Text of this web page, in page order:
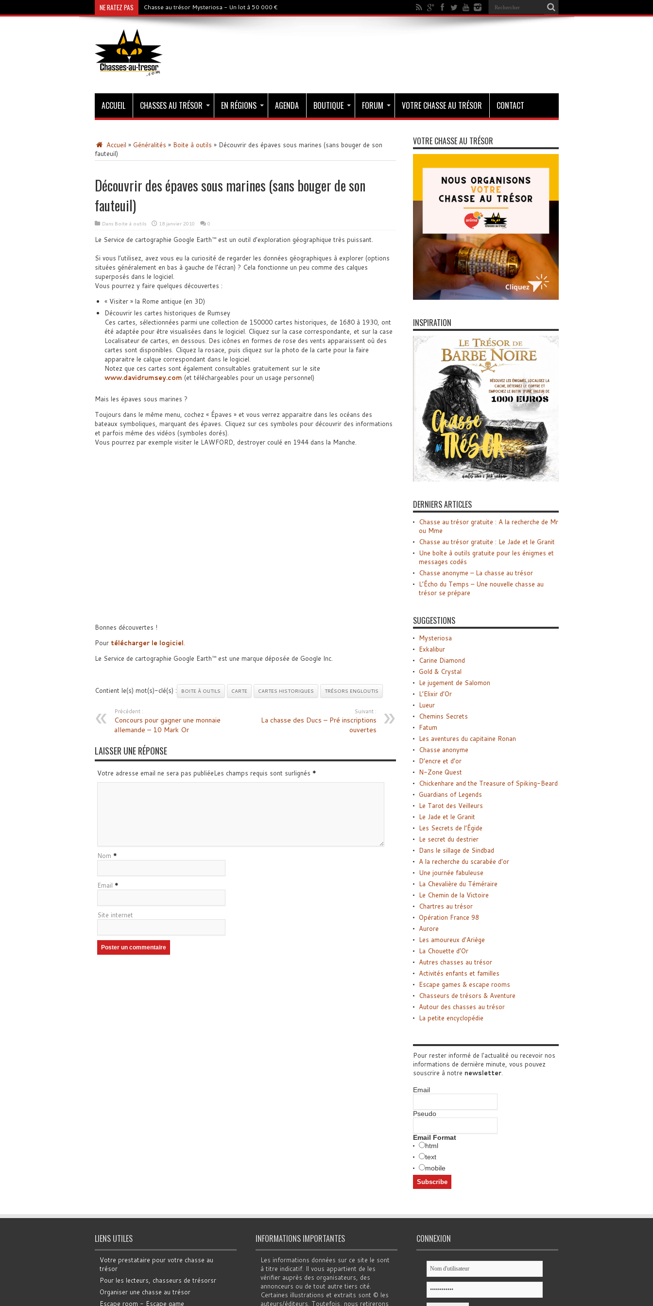
NE RATEZ PAS Chasse au trésor Mysteriosa - Un lot à 50 000 €
ACCUEIL CHASSES AU TRÉSOR EN RÉGIONS AGENDA BOUTIQUE FORUM VOTRE CHASSE AU TRÉSOR CONTACT
Accueil » Généralités » Boite à outils » Découvrir des épaves sous marines (sans bouger de son
fauteuil)
Découvrir des épaves sous marines (sans bouger de son
fauteuil)
Dans Boite à outils 18 janvier 2010 0
Le Service de cartographie Google Earth™ est un outil d’exploration géographique très puissant.
Si vous l’utilisez, avez vous eu la curiosité de regarder les données géographiques à explorer (options
situées généralement en bas à gauche de l’écran) ? Cela fonctionne un peu comme des calques
superposés dans le logiciel.
Vous pourrez y faire quelques découvertes :
« Visiter » la Rome antique (en 3D)
Découvrir les cartes historiques de Rumsey
Ces cartes, sélectionnées parmi une collection de 150000 cartes historiques, de 1680 à 1930, ont
été adaptée pour être visualisées dans le logiciel. Cliquez sur la case correspondante, et sur la case
Localisateur de cartes, en dessous. Des icônes en formes de rose des vents apparaissent où des
cartes sont disponibles. Cliquez la rosace, puis cliquez sur la photo de la carte pour la faire
apparaitre le calque correspondant dans le logiciel.
Notez que ces cartes sont également consultables gratuitement sur le site
www.davidrumsey.com (et téléchargeables pour un usage personnel)
Mais les épaves sous marines ?
Toujours dans le même menu, cochez « Épaves » et vous verrez apparaitre dans les océans des
bateaux symboliques, marquant des épaves. Cliquez sur ces symboles pour découvrir des informations
et parfois même des vidéos (symboles dorés).
Vous pourrez par exemple visiter le LAWFORD, destroyer coulé en 1944 dans la Manche.
Bonnes découvertes !
Pour télécharger le logiciel.
Le Service de cartographie Google Earth™ est une marque déposée de Google Inc.
Contient le(s) mot(s)-clé(s) : BOITE À OUTILS CARTE CARTES HISTORIQUES TRÉSORS ENGLOUTIS
Précédent :
Concours pour gagner une monnaie
allemande – 10 Mark Or
Suivant :
La chasse des Ducs – Pré inscriptions
ouvertes
LAISSER UNE RÉPONSE
Votre adresse email ne sera pas publiéeLes champs requis sont surlignés *
Nom *
Email *
Site internet
VOTRE CHASSE AU TRÉSOR
INSPIRATION
DERNIERS ARTICLES
Chasse au trésor gratuite : A la recherche de Mr
ou Mme
Chasse au trésor gratuite : Le Jade et le Granit
Une boîte à outils gratuite pour les énigmes et
messages codés
Chasse anonyme – La chasse au trésor
L’Écho du Temps – Une nouvelle chasse au
trésor se prépare
SUGGESTIONS
Mysteriosa
Exkalibur
Carine Diamond
Gold & Crystal
Le jugement de Salomon
L’Elixir d’Or
Lueur
Chemins Secrets
Fatum
Les aventures du capitaine Ronan
Chasse anonyme
D’encre et d’or
N-Zone Quest
Chickenhare and the Treasure of Spiking-Beard
Guardians of Legends
Le Tarot des Veilleurs
Le Jade et le Granit
Les Secrets de l’Égide
Le secret du destrier
Dans le sillage de Sindbad
A la recherche du scarabée d’or
Une journée fabuleuse
La Chevalière du Téméraire
Le Chemin de la Victoire
Chartres au trésor
Opération France 98
Aurore
Les amoureux d’Ariège
La Chouette d’Or
Autres chasses au trésor
Activités enfants et familles
Escape games & escape rooms
Chasseurs de trésors & Aventure
Autour des chasses au trésor
La petite encyclopédie
Pour rester informé de l'actualité ou recevoir nos
informations de dernière minute, vous pouvez
souscrire à notre newsletter.
Email
Pseudo
Email Format
html
text
mobile
LIENS UTILES
Votre prestataire pour votre chasse au
trésor
Pour les lecteurs, chasseurs de trésorsr
Organiser une chasse au trésor
Escape room - Escape game
INFORMATIONS IMPORTANTES
Les informations données sur ce site le sont
à titre indicatif. Il vous appartient de les
vérifier auprès des organisateurs, des
annonceurs ou de tout autre tiers cité.
Certaines illustrations et extraits sont © les
auteurs/éditeurs. Toutefois, nous retirerons
CONNEXION